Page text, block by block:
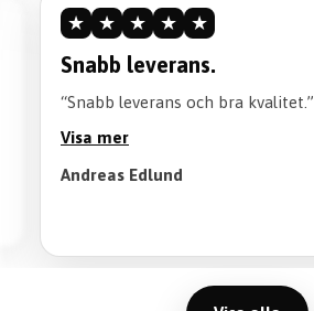
★ ★ ★ ★ ★
Snabb leverans.
“Snabb leverans och bra kvalitet.”
Visa mer
Andreas Edlund